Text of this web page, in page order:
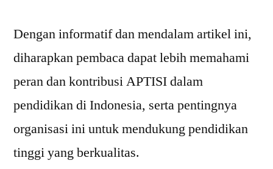
Dengan informatif dan mendalam artikel ini,
diharapkan pembaca dapat lebih memahami
peran dan kontribusi APTISI dalam
pendidikan di Indonesia, serta pentingnya
organisasi ini untuk mendukung pendidikan
tinggi yang berkualitas.